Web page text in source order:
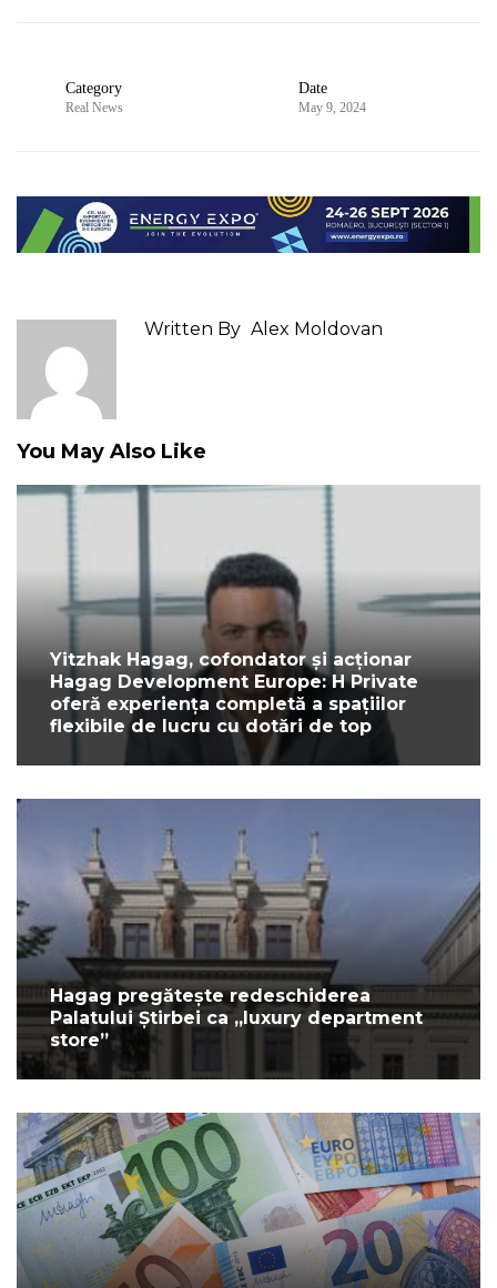
Category
Real News
Date
May 9, 2024
Written By Alex Moldovan
You May Also Like
Yitzhak Hagag, cofondator și acționar
Hagag Development Europe: H Private
oferă experiența completă a spațiilor
flexibile de lucru cu dotări de top
Hagag pregătește redeschiderea
Palatului Știrbei ca „luxury department
store”